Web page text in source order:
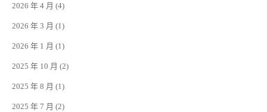
2026 年 4 月 (4)
2026 年 3 月 (1)
2026 年 1 月 (1)
2025 年 10 月 (2)
2025 年 8 月 (1)
2025 年 7 月 (2)